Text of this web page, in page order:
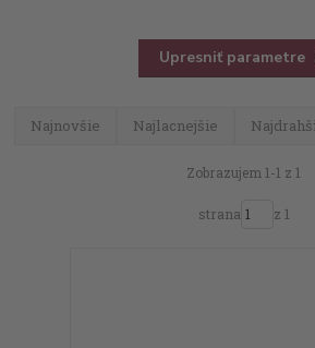
Upresniť parametre
Najnovšie Najlacnejšie
Zobrazujem 1-1 z 1
strana z 1